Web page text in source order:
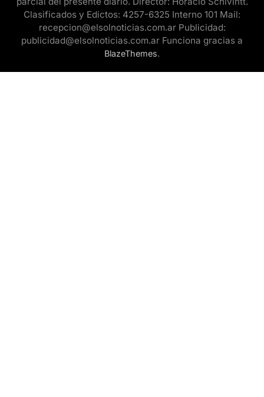
Clasificados y Edictos: 4257-6325 Interno 101 Mail:
recepcion@elsolnoticias.com.ar Publicidad:
publicidad@elsolnoticias.com.ar Funciona gracias a
BlazeThemes.